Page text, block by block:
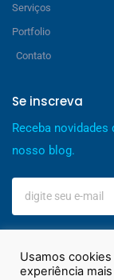
Serviços
Portfolio
Contato
Se inscreva
Receba
nosso blog.
Usamos
experiência